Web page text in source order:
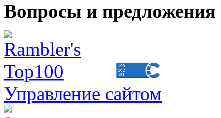
Вопросы и
Управление сайтом